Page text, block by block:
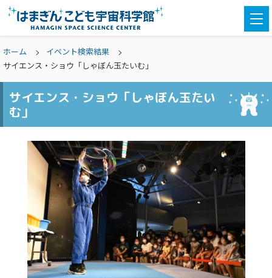
ホーム
イベント検索結果
サイエンス・ショウ「しゃぼん玉たいむ」
サイエンス・ショウ「しゃぼん玉たい
む」